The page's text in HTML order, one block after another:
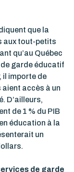
que la
aux tout-petits
qu’au Québec
garde éducatif
il importe de
aient accès à un
D’ailleurs,
de 1 % du PIB
éducation à la
un
de garde